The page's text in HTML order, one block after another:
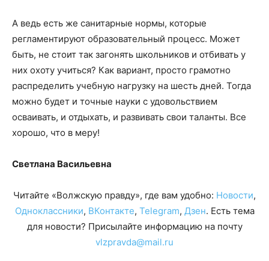
А ведь есть же санитарные нормы, которые
регламентируют образовательный процесс. Может
быть, не стоит так загонять школьников и отбивать у
них охоту учиться? Как вариант, просто грамотно
распределить учебную нагрузку на шесть дней. Тогда
можно будет и точные науки с удовольствием
осваивать, и отдыхать, и развивать свои таланты. Все
хорошо, что в меру!
Светлана Васильевна
Читайте «Волжскую правду», где вам удобно: Новости,
Одноклассники, ВКонтакте, Telegram, Дзен. Есть тема
для новости? Присылайте информацию на почту
vlzpravda@mail.ru